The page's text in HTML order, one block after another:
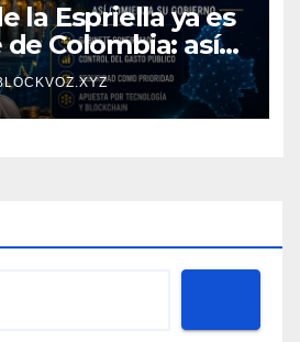
la Espriella ya es
Colombia: así
gobierno y qué
para la
el sector cripto